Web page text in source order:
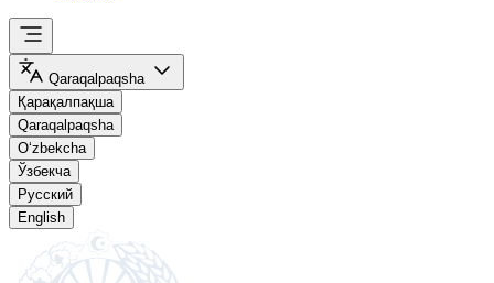
Qaraqalpaqsha
Қарақалпақша
Qaraqalpaqsha
O‘zbekcha
Ўзбекча
Русский
English